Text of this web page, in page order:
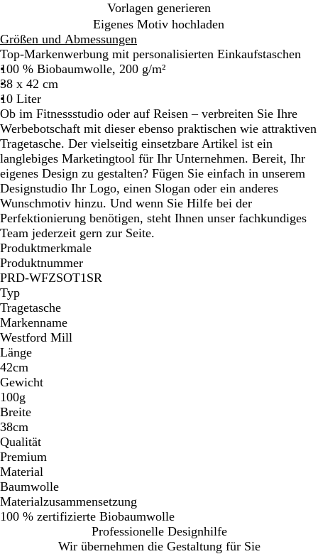
h
w
a
r
z
l
l
e
s
K
ö
n
i
g
s
b
l
a
u
a
s
s
i
s
c
h
e
s
R
o
t
a
n
z
ö
s
i
s
c
h
e
s
M
a
r
i
n
e
b
l
a
u
a
f
i
t
g
r
a
u
l
l
g
r
a
u
t
u
r
Vorlagen generieren
Eigenes Motiv hochladen
Größen und Abmessungen
Top-Markenwerbung mit personalisierten Einkaufstaschen
100 % Biobaumwolle, 200 g/m²
38 x 42 cm
10 Liter
Ob im Fitnessstudio oder auf Reisen – verbreiten Sie Ihre
Werbebotschaft mit dieser ebenso praktischen wie attraktiven
Tragetasche. Der vielseitig einsetzbare Artikel ist ein
langlebiges Marketingtool für Ihr Unternehmen. Bereit, Ihr
eigenes Design zu gestalten? Fügen Sie einfach in unserem
Designstudio Ihr Logo, einen Slogan oder ein anderes
Wunschmotiv hinzu. Und wenn Sie Hilfe bei der
Perfektionierung benötigen, steht Ihnen unser fachkundiges
Team jederzeit gern zur Seite.
Produktmerkmale
Produktnummer
PRD-WFZSOT1SR
Typ
Tragetasche
Markenname
Westford Mill
Länge
42cm
Gewicht
100g
Breite
38cm
Qualität
Premium
Material
Baumwolle
Materialzusammensetzung
100 % zertifizierte Biobaumwolle
Professionelle Designhilfe
Wir übernehmen die Gestaltung für Sie